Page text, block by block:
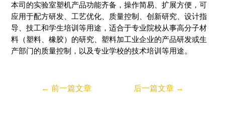
本司的实验室塑机产品功能齐备，操作简易、扩展方便，可
应用于配方研发、工艺优化、质量控制、创新研究、设计指
导、技工和学生培训等用途，适合于专业院校从事高分子材
料（塑料、橡胶）的研究、塑料加工业企业的产品研发或生
产部门的质量控制，以及专业学校的技术培训等用途。
← 前一篇文章 后一篇文章 →